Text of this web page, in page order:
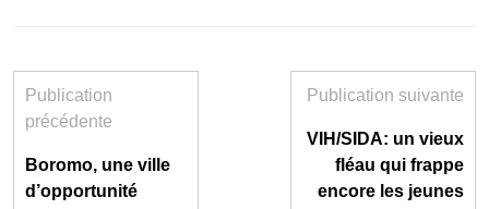
Publication
précédente
Boromo, une ville
d’opportunité
Publication suivante
VIH/SIDA: un vieux
fléau qui frappe
encore les jeunes